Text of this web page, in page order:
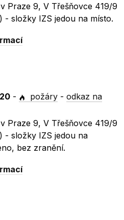
Praze 9, V Třešňovce 419/9
- složky IZS jedou na místo.
- požáry -odkaz na
Praze 9, V Třešňovce 419/9
- složky IZS jedou na
bez zranění.